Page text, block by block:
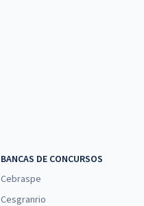
BANCAS DE CONCURSOS
Cebraspe
Cesgranrio